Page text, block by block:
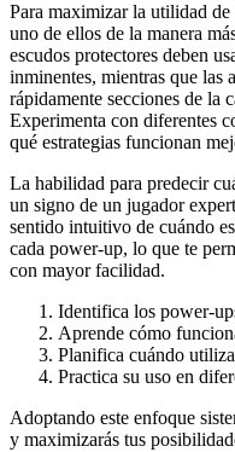
Para maximizar la utilidad
uno de ellos de la manera
escudos protectores deben
inminentes, mientras que las
rápidamente secciones de la
Experimenta con diferentes
qué estrategias funcionan
La habilidad para predecir
un signo de un jugador
sentido intuitivo de cuándo
cada power-up, lo que te
con mayor facilidad.
Identifica los power-
Aprende cómo
Planifica cuándo
Practica su uso en
Adoptando este enfoque
y maximizarás tus